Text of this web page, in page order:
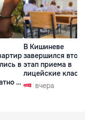
в
в
В Кишиневе
завершился
этап приема в
лицейские
вчера